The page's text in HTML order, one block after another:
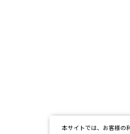
本サイトでは、お客様の